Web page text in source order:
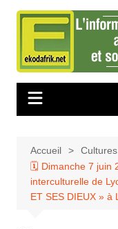
Aller
contenu
Accueil
Cultures
🗓️ Dimanche 7 juin
interculturelle de
ET SES DIEUX » à